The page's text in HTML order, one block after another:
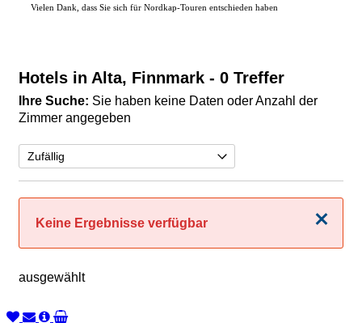
Vielen Dank, dass Sie sich für Nordkap-Touren entschieden haben
Hotels in Alta, Finnmark - 0 Treffer
Ihre Suche: Sie haben keine Daten oder Anzahl der
Zimmer angegeben
Schließen
Keine Ergebnisse verfügbar
ausgewählt